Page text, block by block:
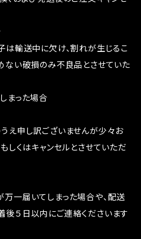
は輸送中に欠け、割れが生じるこ
ない破損のみ不良品とさせていた
まった場合
え申し訳ございませんが少々お
しくはキャンセルとさせていただ
一届いてしまった場合や、配送
５日以内にご連絡くださいます